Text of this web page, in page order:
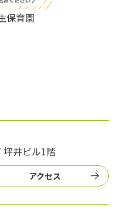
保育園
坪井ビル1階
アクセス